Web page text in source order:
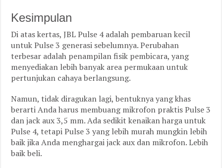
Kesimpulan
Di atas kertas, JBL Pulse 4 adalah pembaruan kecil
untuk Pulse 3 generasi sebelumnya. Perubahan
terbesar adalah penampilan fisik pembicara, yang
menyediakan lebih banyak area permukaan untuk
pertunjukan cahaya berlangsung.
Namun, tidak diragukan lagi, bentuknya yang khas
berarti Anda harus membuang mikrofon praktis Pulse 3
dan jack aux 3,5 mm. Ada sedikit kenaikan harga untuk
Pulse 4, tetapi Pulse 3 yang lebih murah mungkin lebih
baik jika Anda menghargai jack aux dan mikrofon. Lebih
baik beli.